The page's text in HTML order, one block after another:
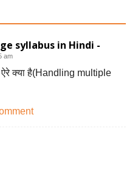
syllabus in Hindi -
am
क्या है(Handling multiple